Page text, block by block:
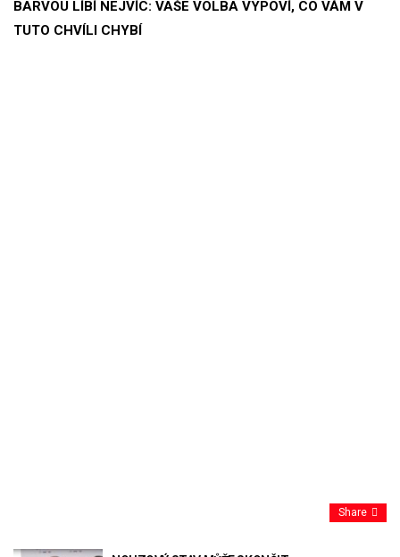
BARVOU LÍBÍ NEJVÍC: VAŠE VOLBA VYPOVÍ, CO VÁM V
TUTO CHVÍLI CHYBÍ
Share